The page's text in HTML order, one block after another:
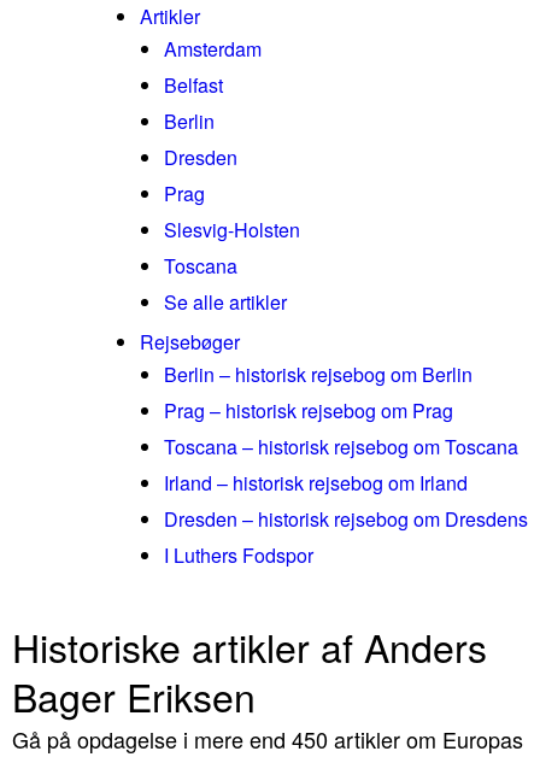
Artikler
Amsterdam
Belfast
Berlin
Dresden
Prag
Slesvig-Holsten
Toscana
Se alle artikler
Rejsebøger
Berlin – historisk rejsebog om Berlin
Prag – historisk rejsebog om Prag
Toscana – historisk rejsebog om Toscana
Irland – historisk rejsebog om Irland
Dresden – historisk rejsebog om Dresdens
I Luthers Fodspor
Historiske artikler af Anders
Bager Eriksen
Gå på opdagelse i mere end 450 artikler om Europas